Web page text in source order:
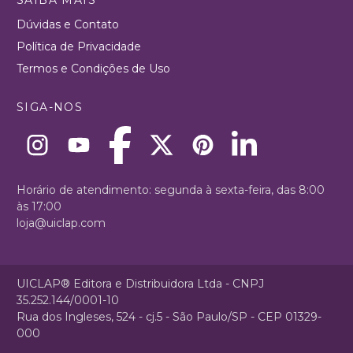
Dúvidas e Contato
Política de Privacidade
Termos e Condições de Uso
SIGA-NOS
Horário de atendimento: segunda à sexta-feira, das 8:00
às 17:00
loja@uiclap.com
UICLAP® Editora e Distribuidora Ltda - CNPJ
35.252.144/0001-10
Rua dos Ingleses, 524 - cj.5 - São Paulo/SP - CEP 01329-
000